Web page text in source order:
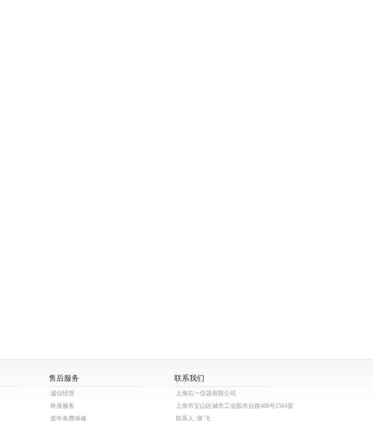
售后服务
诚信经营
终身服务
壹年免费保修
联系我们
上海右一仪器有限公司
上海市宝山区城市工业园市台路408号1504室
联系人: 唐 飞